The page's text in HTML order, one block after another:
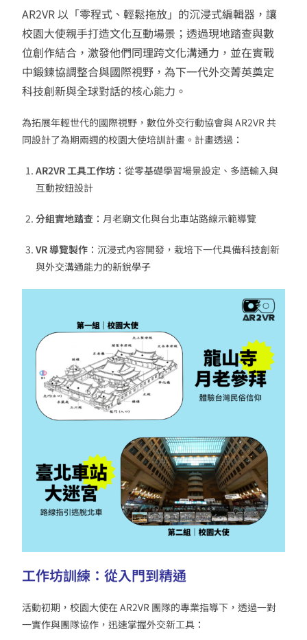
AR2VR 以「零程式、輕鬆拖放」的沉浸式編輯器，讓
校園大使親手打造文化互動場景；透過現地踏查與數
位創作結合，激發他們同理跨文化溝通力，並在實戰
中鍛鍊協調整合與國際視野，為下一代外交菁英奠定
科技創新與全球對話的核心能力。
為拓展年輕世代的國際視野，數位外交行動協會與 AR2VR 共
同設計了為期兩週的校園大使培訓計畫。計畫透過：
AR2VR 工具工作坊 ：從零基礎學習場景設定、多語輸入與
互動按鈕設計
分組實地踏查 ：月老廟文化與台北車站路線示範導覽
VR 導覽製作 ：沉浸式內容開發，栽培下一代具備科技創新
與外交溝通能力的新銳學子
工作坊訓練：從入門到精通
活動初期，校園大使在 AR2VR 團隊的專業指導下，透過一對
一實作與團隊協作，迅速掌握外交新工具：